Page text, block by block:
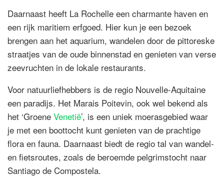
Daarnaast heeft La Rochelle een charmante haven en
een rijk maritiem erfgoed. Hier kun je een bezoek
brengen aan het aquarium, wandelen door de pittoreske
straatjes van de oude binnenstad en genieten van verse
zeevruchten in de lokale restaurants.
Voor natuurliefhebbers is de regio Nouvelle-Aquitaine
een paradijs. Het Marais Poitevin, ook wel bekend als
het ‘Groene Venetië’, is een uniek moerasgebied waar
je met een boottocht kunt genieten van de prachtige
flora en fauna. Daarnaast biedt de regio tal van wandel-
en fietsroutes, zoals de beroemde pelgrimstocht naar
Santiago de Compostela.